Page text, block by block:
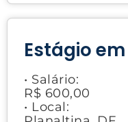
Estágio
• Salário:
R$ 600,00
• Local: